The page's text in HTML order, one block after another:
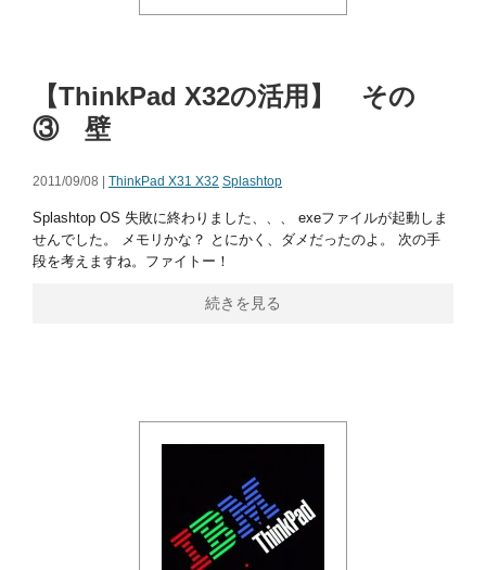
【ThinkPad X32の活用】 その
③ 壁
2011/09/08 | ThinkPad X31 X32 Splashtop
Splashtop OS 失敗に終わりました、、、 exeファイルが起動しま
せんでした。 メモリかな？ とにかく、ダメだったのよ。 次の手
段を考えますね。ファイトー！
続きを見る